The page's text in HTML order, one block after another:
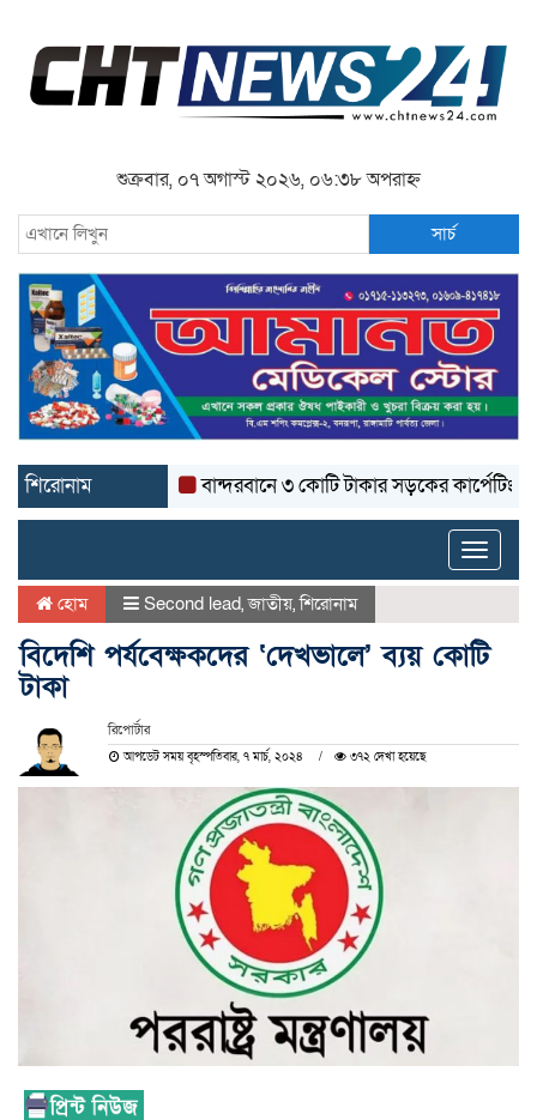
শুক্রবার, ০৭ অগাস্ট ২০২৬, ০৬:৩৮ অপরাহ্ন
সার্চ
শিরোনাম বান্দরবানে ৩ কোটি টাকার সড়কের কার্পেটিং উঠে
Toggle
হোম Second lead,জাতীয়,শিরোনাম
বিদেশি পর্যবেক্ষকদের ‘দেখভালে’ ব্যয় কোটি
টাকা
রিপোর্টার
আপডেট সময় বৃহস্পতিবার, ৭ মার্চ, ২০২৪ ৩৭২ দেখা হয়েছে